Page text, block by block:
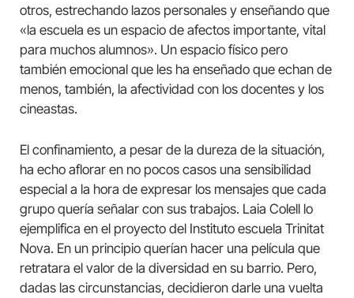
otros, estrechando lazos personales y enseñando que
«la escuela es un espacio de afectos importante, vital
para muchos alumnos». Un espacio físico pero
también emocional que les ha enseñado que echan de
menos, también, la afectividad con los docentes y los
cineastas.
El confinamiento, a pesar de la dureza de la situación,
ha echo aflorar en no pocos casos una sensibilidad
especial a la hora de expresar los mensajes que cada
grupo quería señalar con sus trabajos. Laia Colell lo
ejemplifica en el proyecto del Instituto escuela Trinitat
Nova. En un principio querían hacer una película que
retratara el valor de la diversidad en su barrio. Pero,
dadas las circunstancias, decidieron darle una vuelta